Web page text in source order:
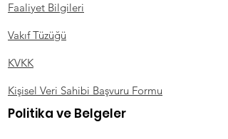
Faaliyet Bilgileri
Vakıf Tüzüğü
KVKK
Kişisel Veri Sahibi Başvuru Formu
Politika ve Belgeler